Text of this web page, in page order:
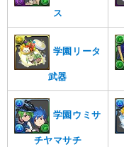
ス
学園リータ
武器
学園ウミサ
チヤマサチ